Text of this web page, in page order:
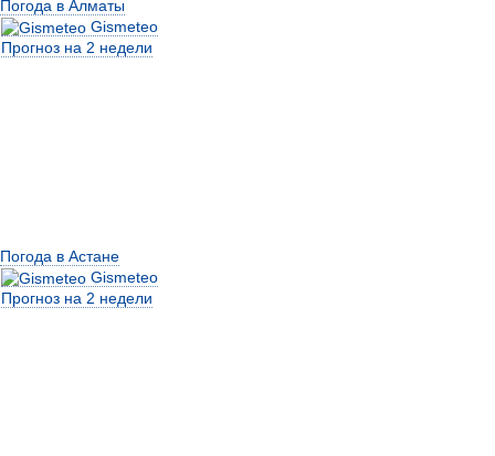
Погода в Алматы
Gismeteo
Прогноз на 2 недели
Погода в Астане
Gismeteo
Прогноз на 2 недели